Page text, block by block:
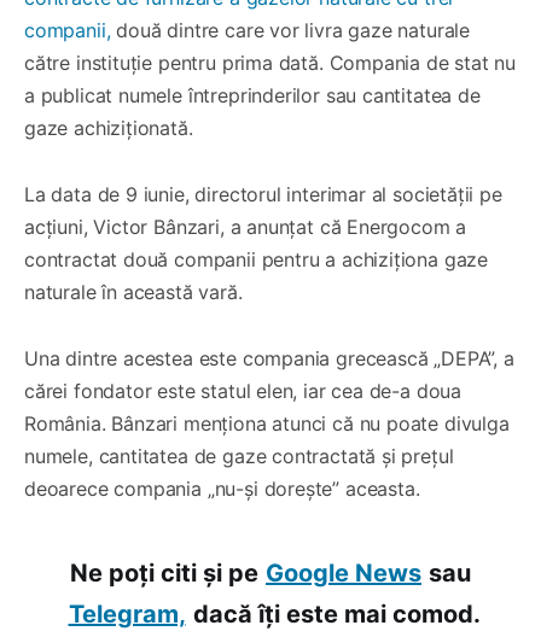
companii,două dintre care vor livra gaze naturale
către instituție pentru prima dată. Compania de stat nu
a publicat numele întreprinderilor sau cantitatea de
gaze achiziționată.
La data de 9 iunie, directorul interimar al societății pe
acțiuni, Victor Bânzari, a anunțat că Energocom a
contractat două companii pentru a achiziționa gaze
naturale în această vară.
Una dintre acestea este compania grecească „DEPA”, a
cărei fondator este statul elen, iar cea de-a doua
România. Bânzari menționa atunci că nu poate divulga
numele, cantitatea de gaze contractată și prețul
deoarece compania „nu-și dorește” aceasta.
Ne poți citi și pe Google News sau
Telegram, dacă îți este mai comod.